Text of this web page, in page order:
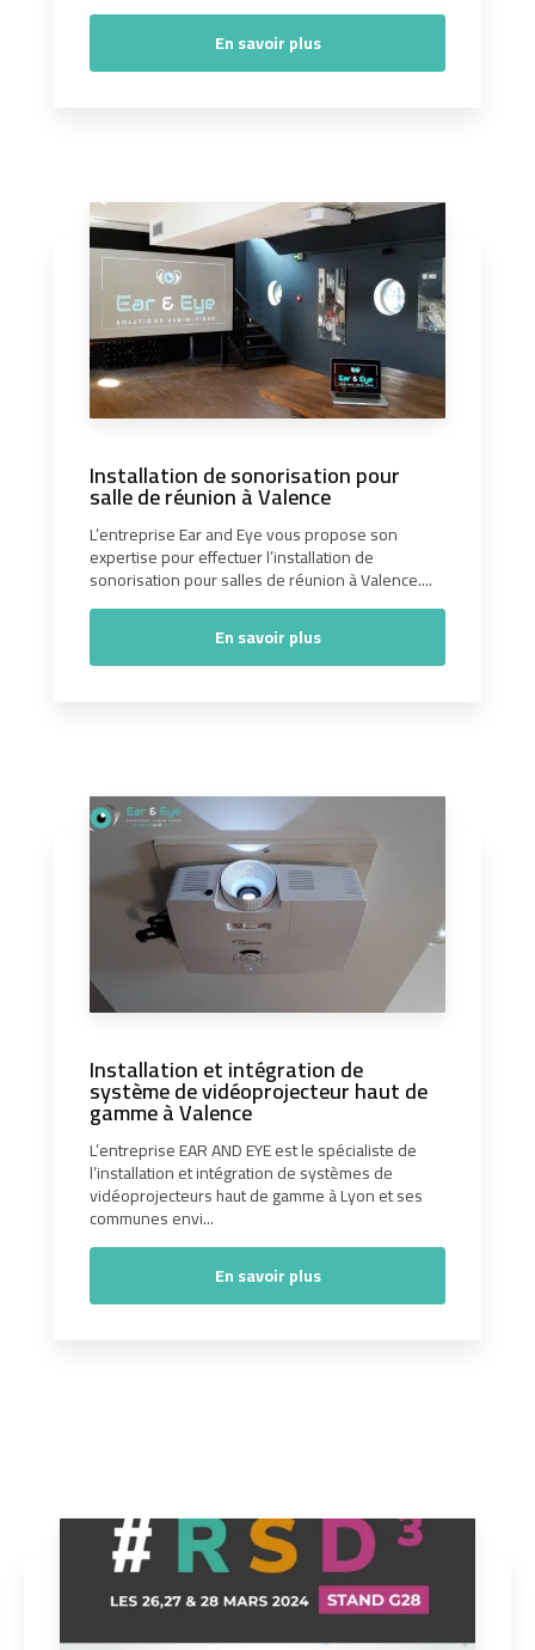
En savoir plus
Installation de sonorisation pour
salle de réunion à Valence
L’entreprise Ear and Eye vous propose son
expertise pour effectuer l’installation de
sonorisation pour salles de réunion à Valence....
En savoir plus
Installation et intégration de
système de vidéoprojecteur haut de
gamme à Valence
L’entreprise EAR AND EYE est le spécialiste de
l’installation et intégration de systèmes de
vidéoprojecteurs haut de gamme à Lyon et ses
communes envi...
En savoir plus